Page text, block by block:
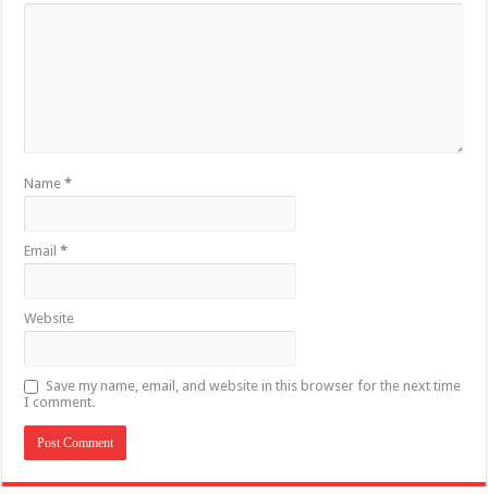
Name*
Email*
Website
Save my name, email, and website in this browser for the next time
I comment.